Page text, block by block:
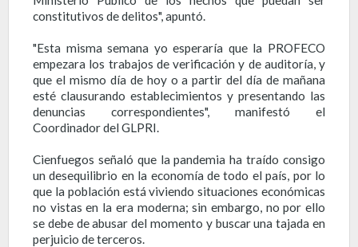
constitutivos de delitos", apuntó.
"Esta misma semana yo esperaría que la PROFECO
empezara los trabajos de verificación y de auditoría, y
que el mismo día de hoy o a partir del día de mañana
esté clausurando establecimientos y presentando las
denuncias correspondientes", manifestó el
Coordinador del GLPRI.
Cienfuegos señaló que la pandemia ha traído consigo
un desequilibrio en la economía de todo el país, por lo
que la población está viviendo situaciones económicas
no vistas en la era moderna; sin embargo, no por ello
se debe de abusar del momento y buscar una tajada en
perjuicio de terceros.